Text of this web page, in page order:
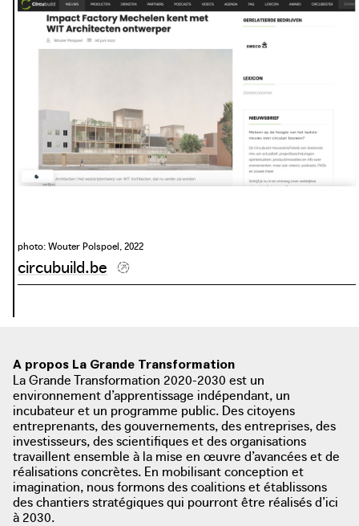
photo: Wouter Polspoel, 2022
circubuild.be
A propos La Grande Transformation
La Grande Transformation 2020-2030 est un
environnement d’apprentissage indépendant, un
incubateur et un programme public. Des citoyens
entreprenants, des gouvernements, des entreprises, des
investisseurs, des scientifiques et des organisations
travaillent ensemble à la mise en œuvre d’avancées et de
réalisations concrètes. En mobilisant conception et
imagination, nous formons des coalitions et établissons
des chantiers stratégiques qui pourront être réalisés d’ici
à 2030.